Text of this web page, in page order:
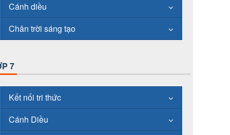
Cánh diều
Chân trời sáng tạo
7
Kết nối tri thức
Cánh Diều